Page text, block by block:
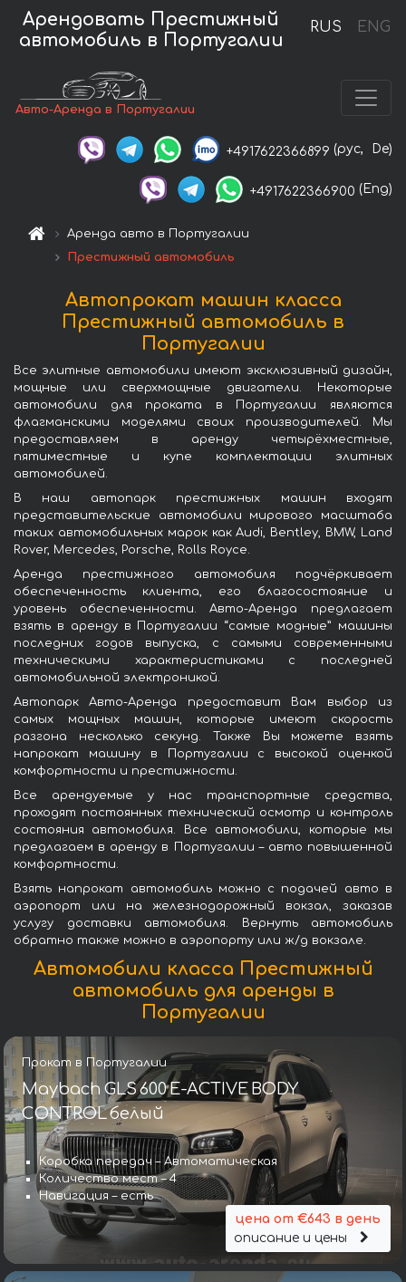
RUS ENG
Арендовать Престижный
автомобиль в Португалии
Авто-Аренда в Португалии
+4917622366899 (рус, De)
+4917622366900 (Eng)
Аренда авто в Португалии
Престижный автомобиль
Автопрокат машин класса
Престижный автомобиль в
Португалии
Все элитные автомобили имеют эксклюзивный дизайн,
мощные или сверхмощные двигатели. Некоторые
автомобили для проката в Португалии являются
флагманскими моделями своих производителей. Мы
предоставляем в аренду четырёхместные,
пятиместные и купе комплектации элитных
автомобилей.
В наш автопарк престижных машин входят
представительские автомобили мирового масштаба
таких автомобильных марок как Audi, Bentley, BMW, Land
Rover, Mercedes, Porsche, Rolls Royce.
Аренда престижного автомобиля подчёркивает
обеспеченность клиента, его благосостояние и
уровень обеспеченности. Авто-Аренда предлагает
взять в аренду в Португалии “самые модные” машины
последних годов выпуска, с самыми современными
техническими характеристиками с последней
автомобильной электроникой.
Автопарк Авто-Аренда предоставит Вам выбор из
самых мощных машин, которые имеют скорость
разгона несколько секунд. Также Вы можете взять
напрокат машину в Португалии с высокой оценкой
комфортности и престижности.
Все арендуемые у нас транспортные средства,
проходят постоянных технический осмотр и контроль
состояния автомобиля. Все автомобили, которые мы
предлагаем в аренду в Португалии – авто повышенной
комфортности.
Взять напрокат автомобиль можно с подачей авто в
аэропорт или на железнодорожный вокзал, заказав
услугу доставки автомобиля. Вернуть автомобиль
обратно также можно в аэропорту или ж/д вокзале.
Автомобили класса Престижный
автомобиль для аренды в
Португалии
Прокат в Португалии
Maybach GLS 600 E-ACTIVE BODY
CONTROL белый
Коробка передач – Автоматическая
Количество мест – 4
Навигация – есть
цена от €643 в день
описание и цены